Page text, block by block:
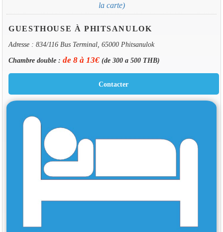
la carte)
GUESTHOUSE À PHITSANULOK
Adresse : 834/116 Bus Terminal, 65000 Phitsanulok
Chambre double : de 8 à 13€(de 300 a 500 THB)